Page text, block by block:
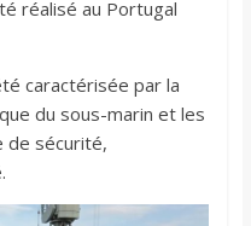
réalisé au Portugal
caractérisée par la
du sous-marin et les
de sécurité,